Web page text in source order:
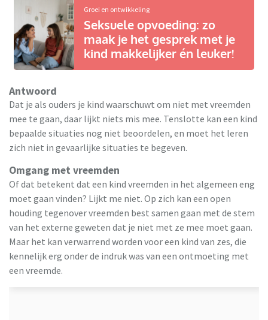
Groei en ontwikkeling
Seksuele opvoeding: zo
maak je het gesprek met je
kind makkelijker én leuker!
Antwoord
Dat je als ouders je kind waarschuwt om niet met vreemden
mee te gaan, daar lijkt niets mis mee. Tenslotte kan een kind
bepaalde situaties nog niet beoordelen, en moet het leren
zich niet in gevaarlijke situaties te begeven.
Omgang met vreemden
Of dat betekent dat een kind vreemden in het algemeen eng
moet gaan vinden? Lijkt me niet. Op zich kan een open
houding tegenover vreemden best samen gaan met de stem
van het externe geweten dat je niet met ze mee moet gaan.
Maar het kan verwarrend worden voor een kind van zes, die
kennelijk erg onder de indruk was van een ontmoeting met
een vreemde.